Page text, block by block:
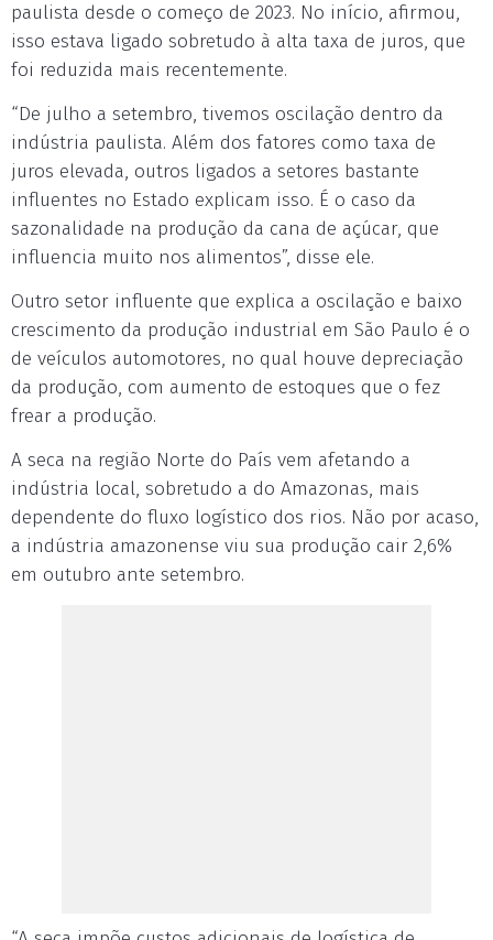
paulista desde o começo de 2023. No início, afirmou,
isso estava ligado sobretudo à alta taxa de juros, que
foi reduzida mais recentemente.
“De julho a setembro, tivemos oscilação dentro da
indústria paulista. Além dos fatores como taxa de
juros elevada, outros ligados a setores bastante
influentes no Estado explicam isso. É o caso da
sazonalidade na produção da cana de açúcar, que
influencia muito nos alimentos”, disse ele.
Outro setor influente que explica a oscilação e baixo
crescimento da produção industrial em São Paulo é o
de veículos automotores, no qual houve depreciação
da produção, com aumento de estoques que o fez
frear a produção.
A seca na região Norte do País vem afetando a
indústria local, sobretudo a do Amazonas, mais
dependente do fluxo logístico dos rios. Não por acaso,
a indústria amazonense viu sua produção cair 2,6%
em outubro ante setembro.